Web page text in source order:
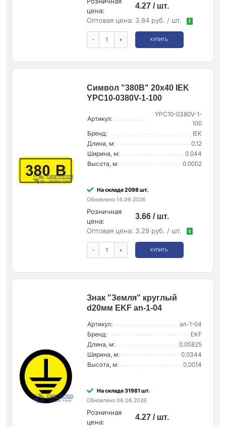
цена:
4.27 / шт.
Оптовая цена: 3.84 руб. / шт. !
- + КУПИТЬ
Символ "380В" 20х40 IEK
YPC10-0380V-1-100
Артикул:
YPC10-0380V-1-
100
Бренд:
IEK
Длина, м:
0.12
Ширина, м:
0.044
Высота, м:
0.0002
На складе 2098 шт.
Обновлено 14.06.2026
Розничная
цена:
3.66 / шт.
Оптовая цена: 3.29 руб. / шт. !
- + КУПИТЬ
Знак "Земля" круглый
d20мм EKF an-1-04
Артикул:
an-1-04
Бренд:
EKF
Длина, м:
0.05825
Ширина, м:
0.0344
Высота, м:
0.0014
На складе 31981 шт.
Обновлено 06.08.2026
Розничная
цена:
4.27 / шт.